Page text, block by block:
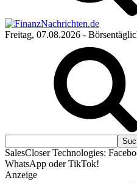
Freitag, 07.08.2026 -
SalesCloser Technologies:
WhatsApp oder TikTok!
Anzeige